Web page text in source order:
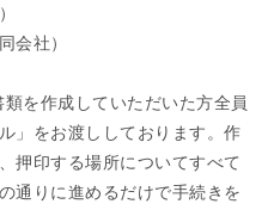
会社）
類を作成していただいた方全員
」をお渡ししております。作
押印する場所についてすべて
通りに進めるだけで手続きを